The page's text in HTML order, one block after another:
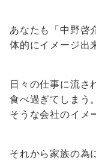
あなたも「中野啓
体的にイメージ出
日々の仕事に流さ
食べ過ぎてしまう
そうな会社のイメ
それから家族の為